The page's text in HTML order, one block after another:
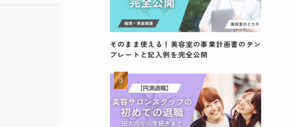
そのまま使える！美容室の事業計画書のテン
プレートと記入例を完全公開